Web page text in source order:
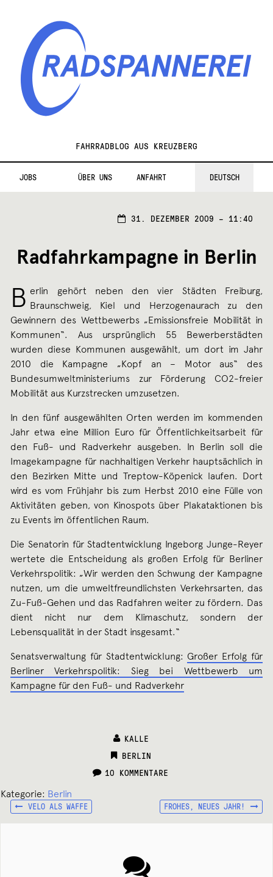
RadspannereiFAHRRADBLOG AUS KREUZBERG
JOBS ÜBER UNS ANFAHRT DEUTSCH
31. DEZEMBER 2009 – 11:40
Radfahrkampagne in Berlin
B erlin gehört neben den vier Städten Freiburg,
Braunschweig, Kiel und Herzogenaurach zu den
Gewinnern des Wettbewerbs „Emissionsfreie Mobilität in
Kommunen“. Aus ursprünglich 55 Bewerberstädten
wurden diese Kommunen ausgewählt, um dort im Jahr
2010 die Kampagne „Kopf an – Motor aus“ des
Bundesumweltministeriums zur Förderung CO2-freier
Mobilität aus Kurzstrecken umzusetzen.
In den fünf ausgewählten Orten werden im kommenden
Jahr etwa eine Million Euro für Öffentlichkeitsarbeit für
den Fuß- und Radverkehr ausgeben. In Berlin soll die
Imagekampagne für nachhaltigen Verkehr hauptsächlich in
den Bezirken Mitte und Treptow-Köpenick laufen. Dort
wird es vom Frühjahr bis zum Herbst 2010 eine Fülle von
Aktivitäten geben, von Kinospots über Plakataktionen bis
zu Events im öffentlichen Raum.
Die Senatorin für Stadtentwicklung Ingeborg Junge-Reyer
wertete die Entscheidung als großen Erfolg für Berliner
Verkehrspolitik: „Wir werden den Schwung der Kampagne
nutzen, um die umweltfreundlichsten Verkehrsarten, das
Zu-Fuß-Gehen und das Radfahren weiter zu fördern. Das
dient nicht nur dem Klima­schutz, sondern der
Lebensqualität in der Stadt insgesamt.“
Senatsverwaltung für Stadtentwicklung: Großer Erfolg für
Berliner Verkehrspolitik: Sieg bei Wettbewerb um
Kampagne für den Fuß- und Radverkehr
KALLE
CATEGORIES:
BERLIN
10 KOMMENTARE
Kategorie: Berlin
Beitragsnavigation
VORHERIGER
BEITRAG:
VELO ALS WAFFE NÄCHSTER
BEITRAG:
FROHES, NEUES JAHR!